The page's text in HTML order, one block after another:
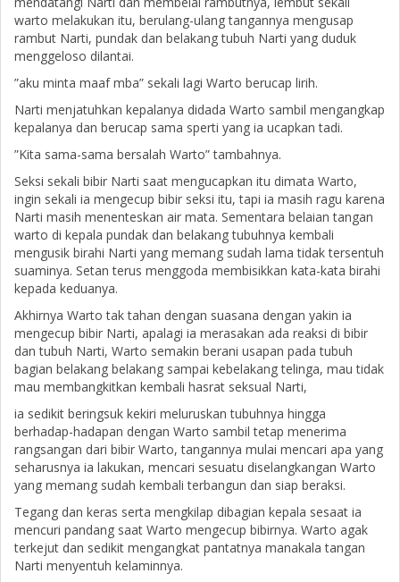
warto melakukan itu, berulang-ulang tangannya mengusap
rambut Narti, pundak dan belakang tubuh Narti yang duduk
menggeloso dilantai.
”aku minta maaf mba” sekali lagi Warto berucap lirih.
Narti menjatuhkan kepalanya didada Warto sambil mengangkap
kepalanya dan berucap sama sperti yang ia ucapkan tadi.
”Kita sama-sama bersalah Warto” tambahnya.
Seksi sekali bibir Narti saat mengucapkan itu dimata Warto,
ingin sekali ia mengecup bibir seksi itu, tapi ia masih ragu karena
Narti masih menenteskan air mata. Sementara belaian tangan
warto di kepala pundak dan belakang tubuhnya kembali
mengusik birahi Narti yang memang sudah lama tidak tersentuh
suaminya. Setan terus menggoda membisikkan kata-kata birahi
kepada keduanya.
Akhirnya Warto tak tahan dengan suasana dengan yakin ia
mengecup bibir Narti, apalagi ia merasakan ada reaksi di bibir
dan tubuh Narti, Warto semakin berani usapan pada tubuh
bagian belakang belakang sampai kebelakang telinga, mau tidak
mau membangkitkan kembali hasrat seksual Narti,
ia sedikit beringsuk kekiri meluruskan tubuhnya hingga
berhadap-hadapan dengan Warto sambil tetap menerima
rangsangan dari bibir Warto, tangannya mulai mencari apa yang
seharusnya ia lakukan, mencari sesuatu diselangkangan Warto
yang memang sudah kembali terbangun dan siap beraksi.
Tegang dan keras serta mengkilap dibagian kepala sesaat ia
mencuri pandang saat Warto mengecup bibirnya. Warto agak
terkejut dan sedikit mengangkat pantatnya manakala tangan
Narti menyentuh kelaminnya.